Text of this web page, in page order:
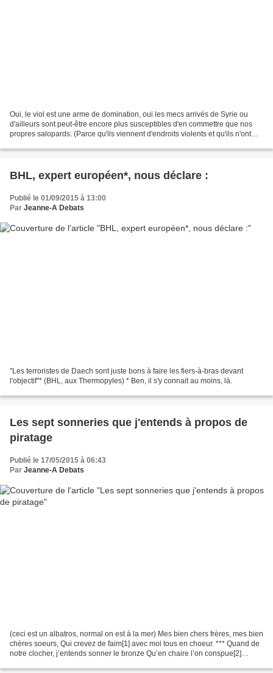
Oui, le viol est une arme de domination, oui les mecs arrivés de Syrie ou
d'ailleurs sont peut-être encore plus susceptibles d'en commettre que nos
propres salopards. (Parce qu'ils viennent d'endroits violents et qu'ils n'ont
BHL, expert européen*, nous déclare :
Publié le 01/09/2015 à 13:00
Par Jeanne-A Debats
"Les terroristes de Daech sont juste bons à faire les fiers-à-bras devant
l'objectif"* (BHL, aux Thermopyles) * Ben, il s'y connait au moins, là.
Les sept sonneries que j'entends à propos de
piratage
Publié le 17/05/2015 à 06:43
Par Jeanne-A Debats
(ceci est un albatros, normal on est à la mer) Mes bien chers frères, mes bien
chères soeurs, Qui crevez de faim[1] avec moi tous en choeur. *** Quand de
notre clocher, j’entends sonner le bronze Qu’en chaire l’on conspue[2]